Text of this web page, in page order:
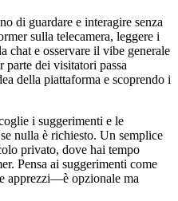
di guardare e interagire senza
sulla telecamera, leggere i
chat e osservare il vibe generale
parte dei visitatori passa
della piattaforma e scoprendo i
i suggerimenti e le
nulla è richiesto. Un semplice
privato, dove hai tempo
Pensa ai suggerimenti come
apprezzi—è opzionale ma